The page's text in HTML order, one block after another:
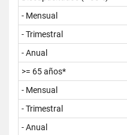
- Mensual
- Trimestral
- Anual
>= 65 años*
- Mensual
- Trimestral
- Anual